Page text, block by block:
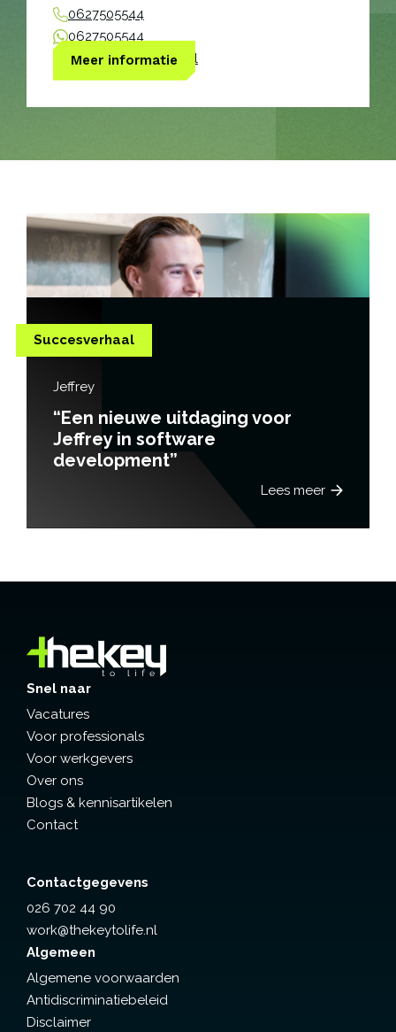
0627505544
0627505544
eline@thekeytolife.nl
Meer informatie
Succesverhaal
“Het succesverhaal van Ingrid
van Schaik”
Snel naar
Vacatures
Voor professionals
Voor werkgevers
Over ons
Blogs & kennisartikelen
Contact
Contactgegevens
026 702 44 90
work@thekeytolife.nl
Algemeen
Algemene voorwaarden
Antidiscriminatiebeleid
Disclaimer